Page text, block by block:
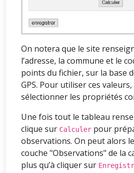
On notera que le site
l’adresse, la commune et le
points du fichier, sur la base
GPS. Pour utiliser ces
sélectionner les propriétés
Une fois tout le tableau
clique sur Calculer pour
observations. On peut alors
couche "Observations" de la
plus qu’à cliquer sur